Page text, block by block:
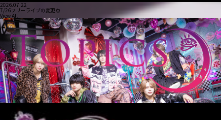
2026.07.22
7/26フリーライブの変更点
View All